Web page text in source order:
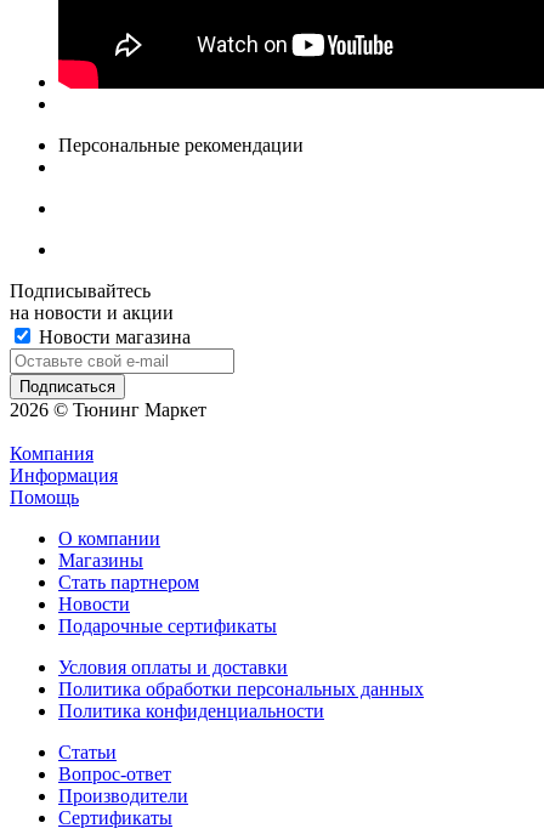
Персональные рекомендации
Подписывайтесь
на новости и акции
Новости магазина
2026 © Тюнинг Маркет
Компания
Информация
Помощь
О компании
Магазины
Стать партнером
Новости
Подарочные сертификаты
Условия оплаты и доставки
Политика обработки персональных данных
Политика конфиденциальности
Статьи
Вопрос-ответ
Производители
Сертификаты